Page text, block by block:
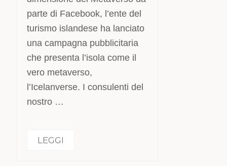
parte di Facebook, l’ente del
turismo islandese ha lanciato
una campagna pubblicitaria
che presenta l’isola come il
vero metaverso,
l’Icelanverse. I consulenti del
nostro …
LEGGI